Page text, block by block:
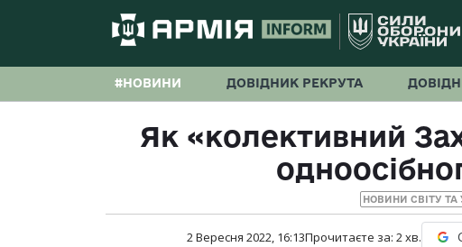
#НОВИНИ ДОВІДНИК РЕКРУТА
Як «колективний
НОВИНИ СВІТУ ТА
2 Вересня 2022, 16:13Прочитаєте за: 2хв.